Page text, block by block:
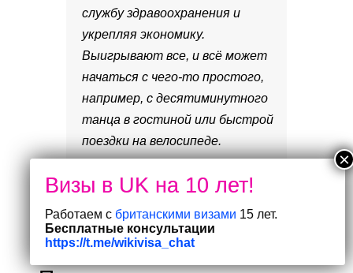
службу здравоохранения и
укрепляя экономику.
Выигрывают все, и всё может
начаться с чего-то простого,
например, с десятиминутного
танца в гостиной или быстрой
поездки на велосипеде.
Примечания для
редакторов
Работаем с британскими визами 15 лет.
Бесплатные консультации
https://t.me/wikivisa_chat